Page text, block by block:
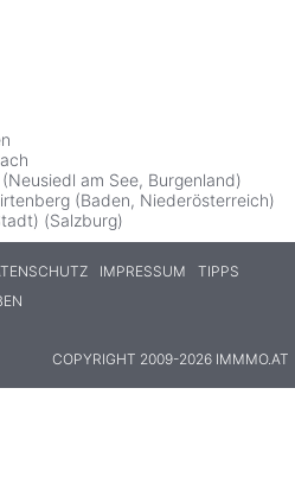
am See, Burgenland)
(Baden, Niederösterreich)
(Salzburg)
IMPRESSUM
TIPPS
COPYRIGHT 2009-2026 IMMMO.AT